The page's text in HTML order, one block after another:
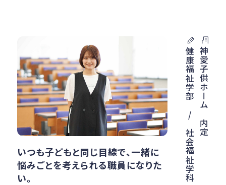
いつも子どもと同じ目線で、一緒に
悩みごとを考えられる職員になりた
い。
神愛子供ホーム 内定
健康福祉学部 / 社会福祉学科